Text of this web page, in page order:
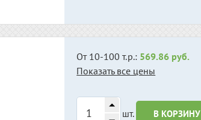
От 10-100 т.р.: 569.86 руб.
Показать все цены
шт. В КОРЗИНУ